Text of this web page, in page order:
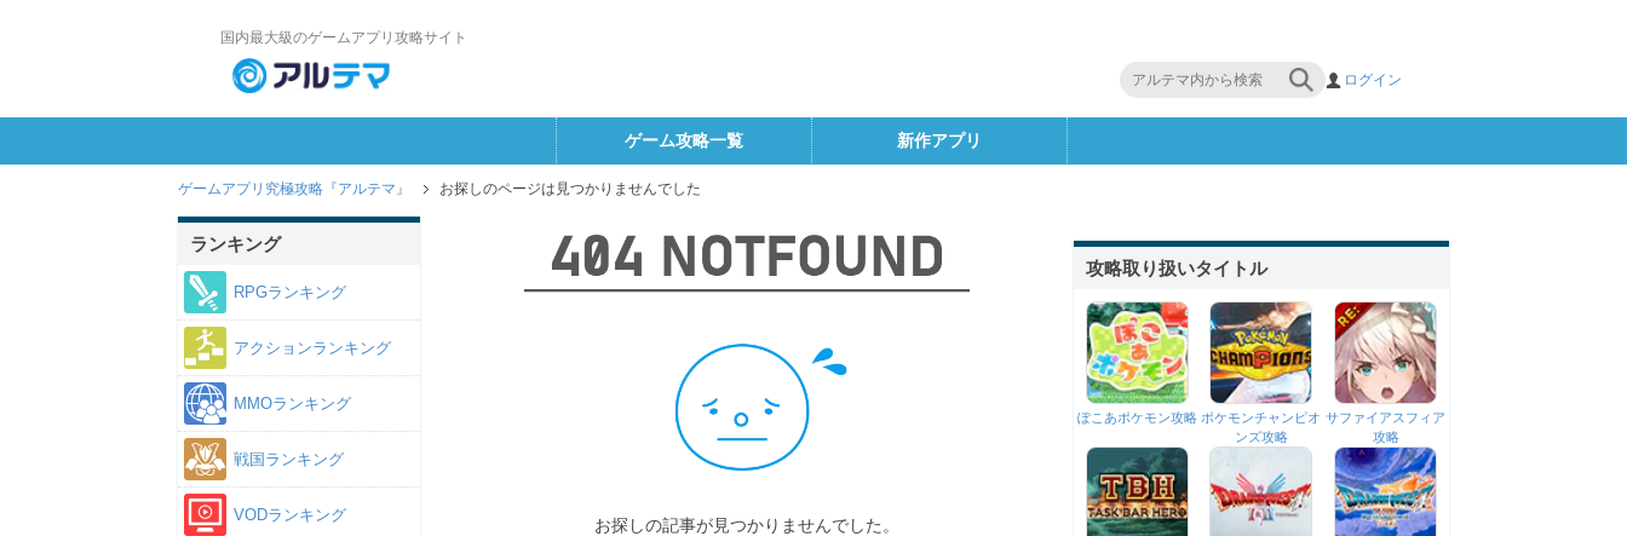
国内最大級のゲームアプリ攻略サイト
ログイン
ゲーム攻略一覧 新作アプリ
ゲームアプリ究極攻略『アルテマ』 お探しのページは見つかりませんでした
ランキング
RPGランキング
アクションランキング
MMOランキング
戦国ランキング
VODランキング
お探しの記事が見つかりませんでした。
攻略取り扱いタイトル
ぽこあポケモン攻略 ポケモンチャンピオ
ンズ攻略
サファイアスフィア
攻略